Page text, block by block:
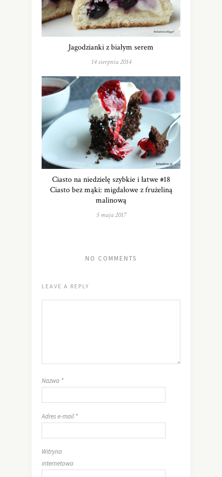
Jagodzianki z białym serem
14 sierpnia 2014
Ciasto na niedzielę szybkie i łatwe #18
Ciasto bez mąki: migdałowe z frużeliną
malinową
5 maja 2017
NO COMMENTS
LEAVE A REPLY
Nazwa *
Adres e-mail *
Witryna
internetowa